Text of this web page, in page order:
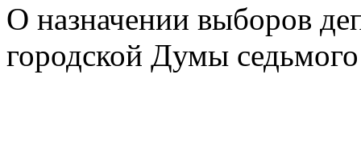
О назначении выборов
городской Думы